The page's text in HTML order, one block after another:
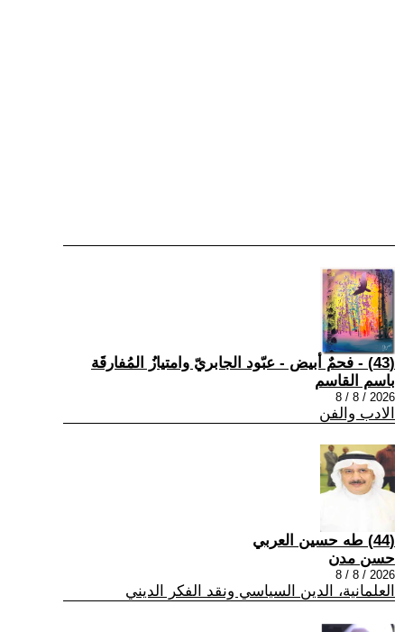
(43) - فحمٌ أبيض - عبّود الجابريّ وامتيازُ المُفارقَة
باسم القاسم
2026 / 8 / 8
الادب والفن
(44) طه حسين العربي
حسن مدن
2026 / 8 / 8
العلمانية، الدين السياسي ونقد الفكر الديني